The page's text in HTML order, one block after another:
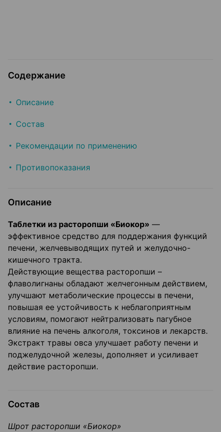
Содержание
Описание
Состав
Рекомендации по применению
Противопоказания
Описание
Таблетки из расторопши «Биокор» —
эффективное средство для поддержания функций
печени, желчевыводящих путей и желудочно-
кишечного тракта.
Действующие вещества расторопши –
флаволигнаны обладают желчегонным действием,
улучшают метаболические процессы в печени,
повышая ее устойчивость к неблагоприятным
условиям, помогают нейтрализовать пагубное
влияние на печень алкоголя, токсинов и лекарств.
Экстракт травы овса улучшает работу печени и
поджелудочной железы, дополняет и усиливает
действие расторопши.
Состав
Шрот расторопши «Биокор»